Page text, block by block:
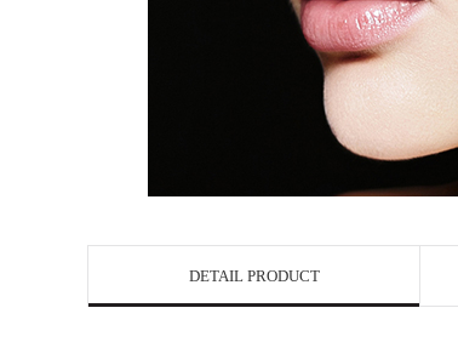
DETAIL PRODUCT